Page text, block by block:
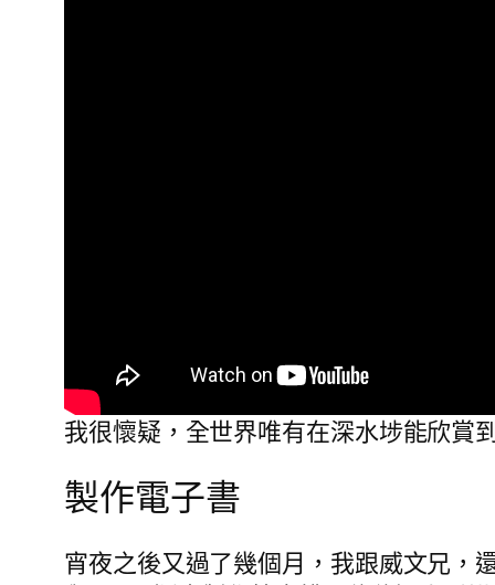
我很懷疑，全世界唯有在深水埗能欣賞
製作電子書
宵夜之後又過了幾個月，我跟威文兄，